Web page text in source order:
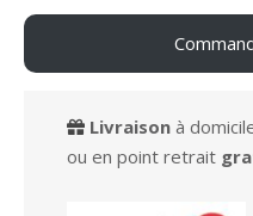
Livraisonà
ou en point retrait